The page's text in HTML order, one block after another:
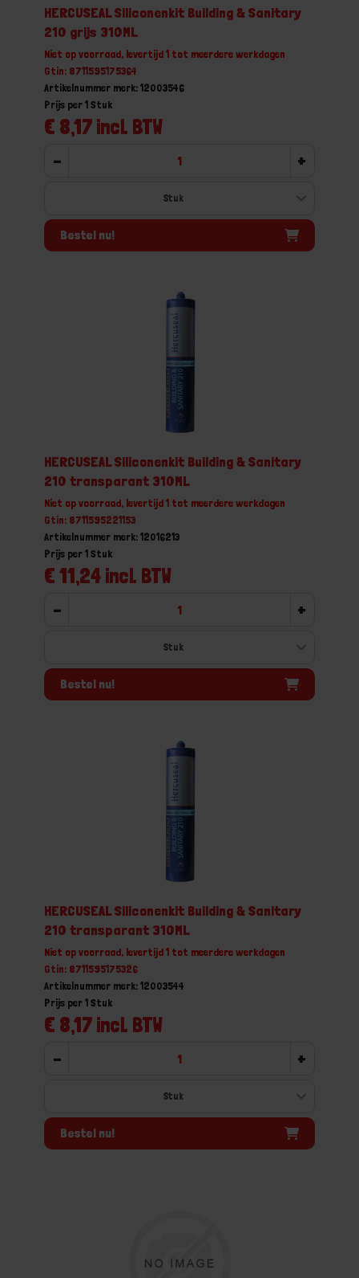
HERCUSEAL Siliconenkit Building & Sanitary
210 grijs 310ML
Niet op voorraad, levertijd 1 tot meerdere werkdagen
Gtin: 8711595175364
Artikelnummer merk: 12003546
€ 8,17 incl. BTW
Prijs per 1 Stuk
- +
Bestel nu!
HERCUSEAL Siliconenkit Building & Sanitary
210 transparant 310ML
Niet op voorraad, levertijd 1 tot meerdere werkdagen
Gtin: 8711595221153
Artikelnummer merk: 12016213
€ 11,24 incl. BTW
Prijs per 1 Stuk
- +
Bestel nu!
HERCUSEAL Siliconenkit Building & Sanitary
210 transparant 310ML
Niet op voorraad, levertijd 1 tot meerdere werkdagen
Gtin: 8711595175326
Artikelnummer merk: 12003544
€ 8,17 incl. BTW
Prijs per 1 Stuk
- +
Bestel nu!